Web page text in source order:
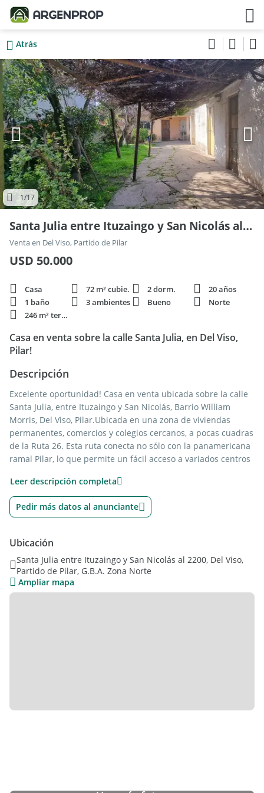
Atrás
1/17
Santa Julia entre Ituzaingo y San Nicolás al 2200
Venta en Del Viso, Partido de Pilar
USD 50.000
Casa 72 m² cubie. 2 dorm.
20 años
1 baño
3 ambientes Bueno
Norte
246 m² terren.
Casa en venta sobre la calle Santa Julia, en Del Viso,
Pilar!
Descripción
Excelente oportunidad! Casa en venta ubicada sobre la calle
Santa Julia, entre Ituzaingo y San Nicolás, Barrio William
Morris, Del Viso, Pilar.Ubicada en una zona de viviendas
permanentes, comercios y colegios cercanos, a pocas cuadras
de la Ruta 26. Esta ruta conecta no sólo con la panamericana
ramal Pilar, lo que permite un fácil acceso a variados centros
públicos. Sino que también lleva al centro comercial Del Viso,
donde se encuentra la estación de tren ferrocarril Belgrano
Norte.
La propiedad tiene una superficie de 246 metros
aproximadamente.
Se ingresa a la casa través del living comedor, el cual es muy
espacioso. La cocina es cómoda y posee muebles bajo
Leer descripción completa
Pedir más datos al anunciante
Ubicación
Santa Julia entre Ituzaingo y San Nicolás al 2200, Del Viso,
Partido de Pilar, G.B.A. Zona Norte
Ampliar mapa